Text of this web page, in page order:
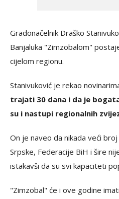
Gradonačelnik Draško
Banjaluka "Zimzobalom"
cijelom regionu.
Stanivuković je rekao
trajati 30 dana i da je
su i nastupi regionalnih
On je naveo da nikada veći
Srpske, Federacije BiH i šire
istakavši da su svi kapaciteti
"Zimzobal" će i ove godine